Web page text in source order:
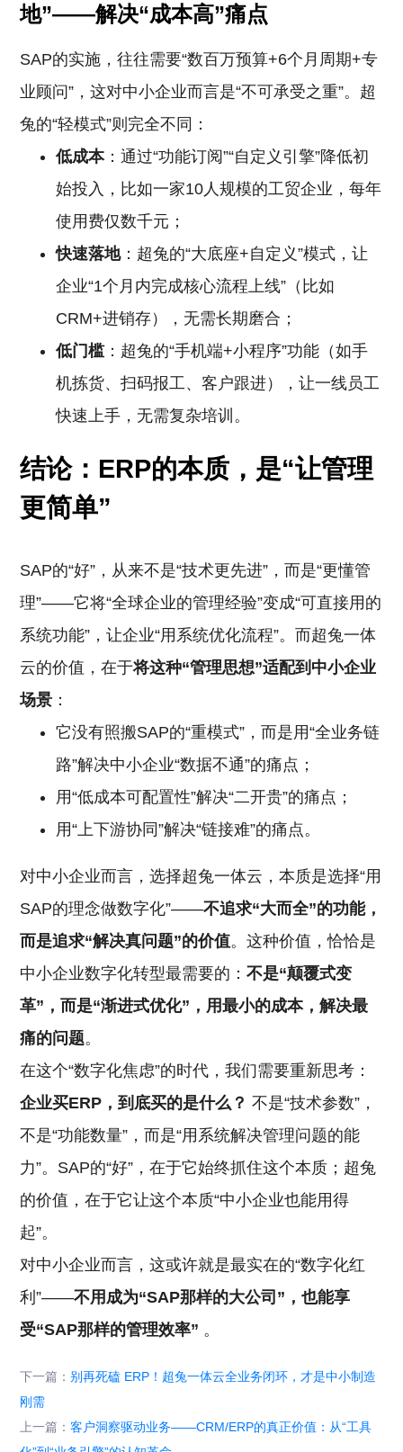
地”——解决“成本高”痛点
SAP的实施，往往需要“数百万预算+6个月周期+专
业顾问”，这对中小企业而言是“不可承受之重”。超
兔的“轻模式”则完全不同：
低成本：通过“功能订阅”“自定义引擎”降低初
始投入，比如一家10人规模的工贸企业，每年
使用费仅数千元；
快速落地：超兔的“大底座+自定义”模式，让
企业“1个月内完成核心流程上线”（比如
CRM+进销存），无需长期磨合；
低门槛：超兔的“手机端+小程序”功能（如手
机拣货、扫码报工、客户跟进），让一线员工
快速上手，无需复杂培训。
结论：ERP的本质，是“让管理
更简单”
SAP的“好”，从来不是“技术更先进”，而是“更懂管
理”——它将“全球企业的管理经验”变成“可直接用的
系统功能”，让企业“用系统优化流程”。而超兔一体
云的价值，在于将这种“管理思想”适配到中小企业
场景 ：
它没有照搬SAP的“重模式”，而是用“全业务链
路”解决中小企业“数据不通”的痛点；
用“低成本可配置性”解决“二开贵”的痛点；
用“上下游协同”解决“链接难”的痛点。
对中小企业而言，选择超兔一体云，本质是选择“用
SAP的理念做数字化”——不追求“大而全”的功能，
而是追求“解决真问题”的价值。这种价值，恰恰是
中小企业数字化转型最需要的：不是“颠覆式变
革”，而是“渐进式优化”，用最小的成本，解决最
痛的问题。
在这个“数字化焦虑”的时代，我们需要重新思考：
企业买ERP，到底买的是什么？ 不是“技术参数”，
不是“功能数量”，而是“用系统解决管理问题的能
力”。SAP的“好”，在于它始终抓住这个本质；超兔
的价值，在于它让这个本质“中小企业也能用得
起”。
对中小企业而言，这或许就是最实在的“数字化红
利”——不用成为“SAP那样的大公司”，也能享
受“SAP那样的管理效率” 。
下一篇：别再死磕 ERP！超兔一体云全业务闭环，才是中小制造
刚需
上一篇：客户洞察驱动业务——CRM/ERP的真正价值：从“工具